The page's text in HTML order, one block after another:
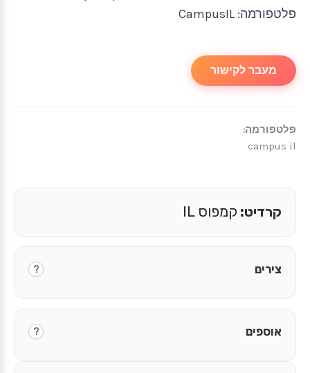
פלטפורמה: CampusIL
מעבר לקישור
פלטפורמה:
campus il
קרדיט: קמפוס IL
צירים ?
אוספים ?